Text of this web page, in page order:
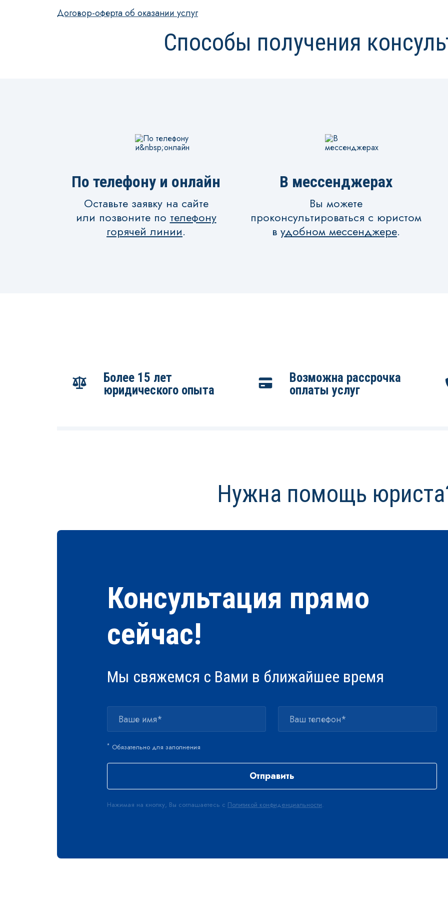
Договор-оферта об оказании услуг
Способы получения
По телефону и онлайн
Оставьте заявку на сайте
или позвоните по телефону
горячей линии.
В мессенджерах
Вы можете
проконсультироваться с юристом
в удобном мессенджере.
Более 15 лет
юридического опыта
Возможна рассрочка
оплаты услуг
Нужна помощь
Консультация прямо
сейчас!
Мы свяжемся с Вами в ближайшее время
* Обязательно для заполнения
Отправить
Нажимая на кнопку, Вы соглашаетесь с Политикой конфиденциальности.